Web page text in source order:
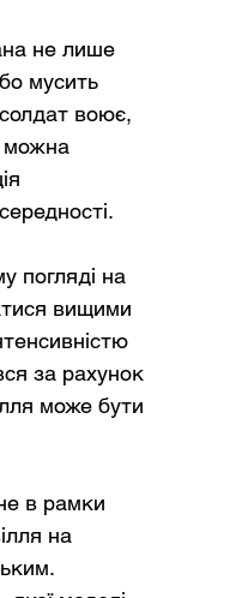
не лише
мусить
воює,
можна
погляді на
вищими
за рахунок
може бути
в рамки
на